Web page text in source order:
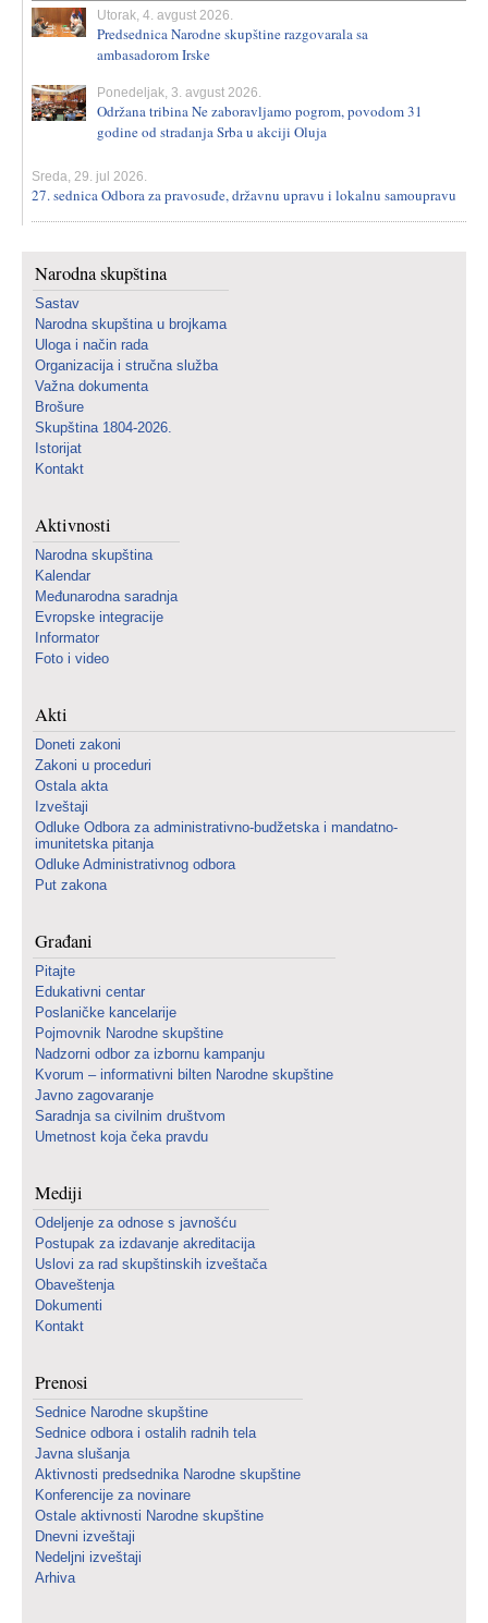
Utorak, 4. avgust 2026.
Predsednica Narodne skupštine razgovarala sa
ambasadorom Irske
Ponedeljak, 3. avgust 2026.
Održana tribina Ne zaboravljamo pogrom, povodom 31
godine od stradanja Srba u akciji Oluja
Sreda, 29. jul 2026.
27. sednica Odbora za pravosuđe, državnu upravu i lokalnu samoupravu
Narodna skupština
Sastav
Narodna skupština u brojkama
Uloga i način rada
Organizacija i stručna služba
Važna dokumenta
Brošure
Skupština 1804-2026.
Istorijat
Kontakt
Aktivnosti
Narodna skupština
Kalendar
Međunarodna saradnja
Evropske integracije
Informator
Foto i video
Akti
Doneti zakoni
Zakoni u proceduri
Ostala akta
Izveštaji
Odluke Odbora za administrativno-budžetska i mandatno-
imunitetska pitanja
Odluke Administrativnog odbora
Put zakona
Građani
Pitajte
Edukativni centar
Poslaničke kancelarije
Pojmovnik Narodne skupštine
Nadzorni odbor za izbornu kampanju
Kvorum – informativni bilten Narodne skupštine
Javno zagovaranje
Saradnja sa civilnim društvom
Umetnost koja čeka pravdu
Mediji
Odeljenje za odnose s javnošću
Postupak za izdavanje akreditacija
Uslovi za rad skupštinskih izveštača
Obaveštenja
Dokumenti
Kontakt
Prenosi
Sednice Narodne skupštine
Sednice odbora i ostalih radnih tela
Javna slušanja
Aktivnosti predsednika Narodne skupštine
Konferencije za novinare
Ostale aktivnosti Narodne skupštine
Dnevni izveštaji
Nedeljni izveštaji
Arhiva